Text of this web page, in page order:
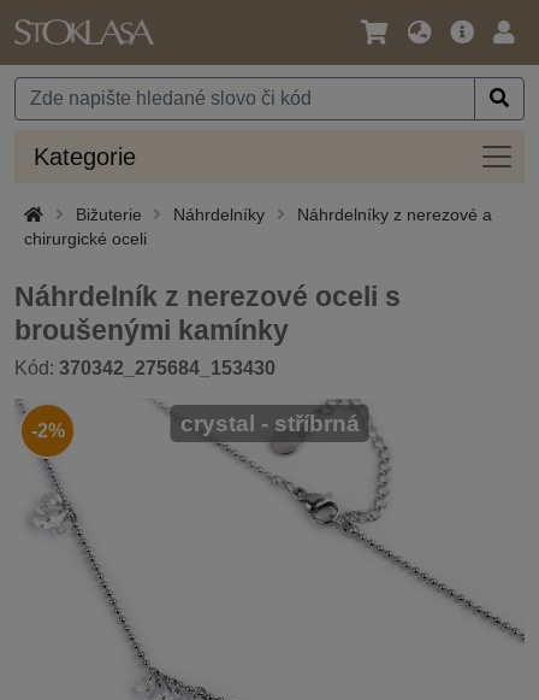
Jazyk
Měna
Hlavní
Kategorie
Bižuterie Náhrdelníky
Náhrdelníky z nerezové a
chirurgické oceli
Náhrdelník z nerezové oceli s
broušenými kamínky
Kód: 370342_275684_153430
-2% crystal - stříbrná